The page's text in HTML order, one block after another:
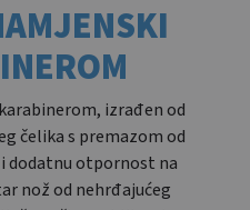
izrađen od
čelika s premazom od
dodatnu otpornost na
nož od nehrđajućeg